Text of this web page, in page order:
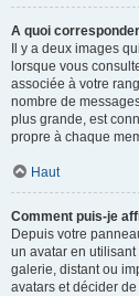
A quoi
Il y a deux images
lorsque vous
associée à votre
nombre de
plus grande, est
propre à chaque
Haut
Comment puis-je
Depuis votre
un avatar en utilisant
galerie, distant ou
avatars et décider